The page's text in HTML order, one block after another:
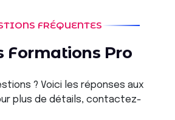
FRÉQUENTES
Formations Pro
? Voici les réponses aux
plus de détails, contactez-